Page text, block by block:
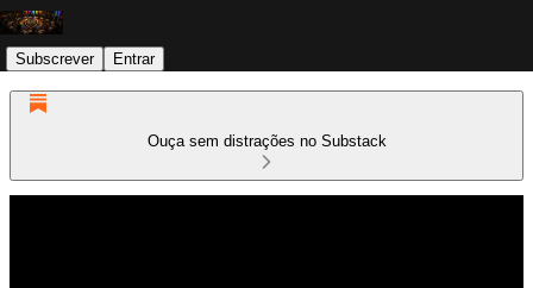
Subscrever Entrar
Ouça sem distrações no Substack